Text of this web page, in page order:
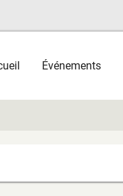
Événements